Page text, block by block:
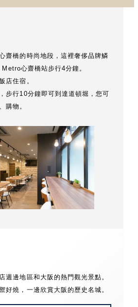
齋橋的時尚地段，這裡奢侈品牌鱗
心齋橋站步行4分鐘。
店住宿。
步行10分鐘即可到達道頓堀，您可
購物。
週邊地區和大阪的熱門觀光景點。
好燒，一邊欣賞大阪的歷史名城。